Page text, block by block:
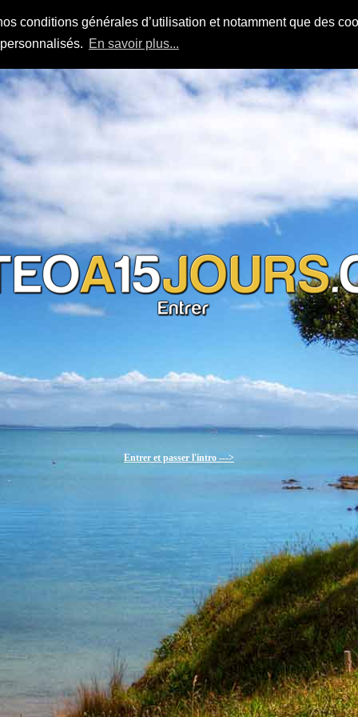
conditions générales d’utilisation et notamment que des
En savoir plus...
Entrer et passer l'intro --->